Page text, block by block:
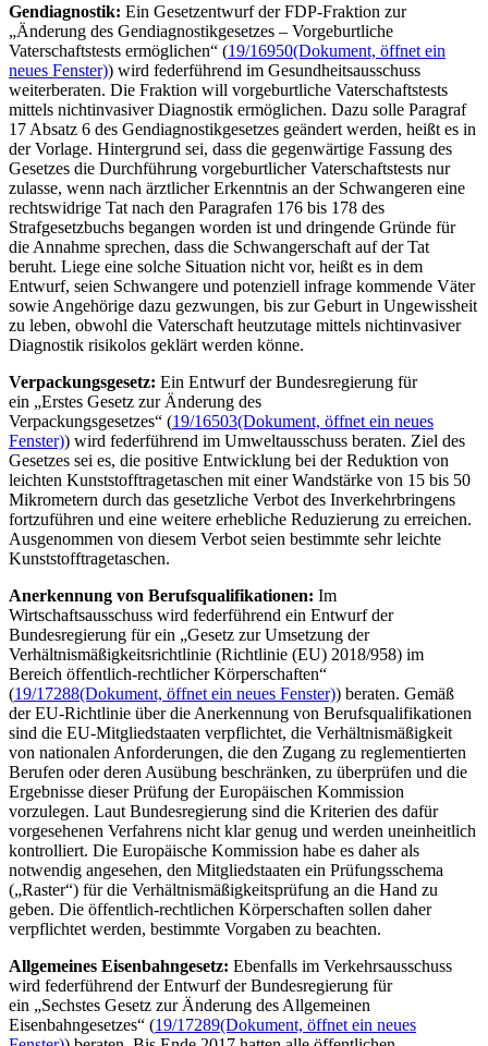
Gendiagnostik: Ein Gesetzentwurf der FDP-Fraktion zur
„Änderung des Gendiagnostikgesetzes – Vorgeburtliche
Vaterschaftstests ermöglichen“ (19/16950(Dokument, öffnet ein
neues Fenster)) wird federführend im Gesundheitsausschuss
weiterberaten. Die Fraktion will vorgeburtliche Vaterschaftstests
mittels nichtinvasiver Diagnostik ermöglichen. Dazu solle Paragraf
17 Absatz 6 des Gendiagnostikgesetzes geändert werden, heißt es in
der Vorlage. Hintergrund sei, dass die gegenwärtige Fassung des
Gesetzes die Durchführung vorgeburtlicher Vaterschaftstests nur
zulasse, wenn nach ärztlicher Erkenntnis an der Schwangeren eine
rechtswidrige Tat nach den Paragrafen 176 bis 178 des
Strafgesetzbuchs begangen worden ist und dringende Gründe für
die Annahme sprechen, dass die Schwangerschaft auf der Tat
beruht. Liege eine solche Situation nicht vor, heißt es in dem
Entwurf, seien Schwangere und potenziell infrage kommende Väter
sowie Angehörige dazu gezwungen, bis zur Geburt in Ungewissheit
zu leben, obwohl die Vaterschaft heutzutage mittels nichtinvasiver
Diagnostik risikolos geklärt werden könne.
Verpackungsgesetz: Ein Entwurf der Bundesregierung für
ein „Erstes Gesetz zur Änderung des
Verpackungsgesetzes“ (19/16503(Dokument, öffnet ein neues
Fenster)) wird federführend im Umweltausschuss beraten. Ziel des
Gesetzes sei es, die positive Entwicklung bei der Reduktion von
leichten Kunststofftragetaschen mit einer Wandstärke von 15 bis 50
Mikrometern durch das gesetzliche Verbot des Inverkehrbringens
fortzuführen und eine weitere erhebliche Reduzierung zu erreichen.
Ausgenommen von diesem Verbot seien bestimmte sehr leichte
Kunststofftragetaschen.
Anerkennung von Berufsqualifikationen: Im
Wirtschaftsausschuss wird federführend ein Entwurf der
Bundesregierung für ein „Gesetz zur Umsetzung der
Verhältnismäßigkeitsrichtlinie (Richtlinie (EU) 2018/958) im
Bereich öffentlich-rechtlicher Körperschaften“
(19/17288(Dokument, öffnet ein neues Fenster)) beraten. Gemäß
der EU-Richtlinie über die Anerkennung von Berufsqualifikationen
sind die EU-Mitgliedstaaten verpflichtet, die Verhältnismäßigkeit
von nationalen Anforderungen, die den Zugang zu reglementierten
Berufen oder deren Ausübung beschränken, zu überprüfen und die
Ergebnisse dieser Prüfung der Europäischen Kommission
vorzulegen. Laut Bundesregierung sind die Kriterien des dafür
vorgesehenen Verfahrens nicht klar genug und werden uneinheitlich
kontrolliert. Die Europäische Kommission habe es daher als
notwendig angesehen, den Mitgliedstaaten ein Prüfungsschema
(„Raster“) für die Verhältnismäßigkeitsprüfung an die Hand zu
geben. Die öffentlich-rechtlichen Körperschaften sollen daher
verpflichtet werden, bestimmte Vorgaben zu beachten.
Allgemeines Eisenbahngesetz: Ebenfalls im Verkehrsausschuss
wird federführend der Entwurf der Bundesregierung für
ein „Sechstes Gesetz zur Änderung des Allgemeinen
Eisenbahngesetzes“ (19/17289(Dokument, öffnet ein neues